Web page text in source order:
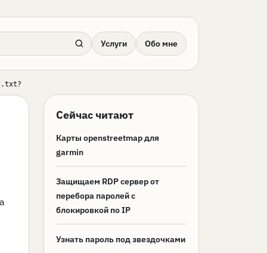
Услуги Обо мне
Сейчас читают
Карты openstreetmap для
garmin
Защищаем RDP сервер от
перебора паролей с
блокировкой по IP
Узнать пароль под звездочками